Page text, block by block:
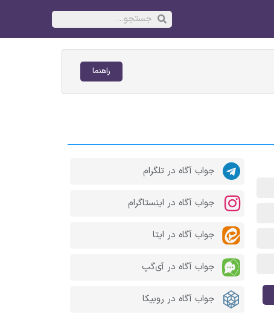
راهنما
جواب آگاه در تلگرام
جواب آگاه در اینستاگرام
جواب آگاه در ایتا
جواب آگاه در آی‌گپ
جواب آگاه در روبیکا